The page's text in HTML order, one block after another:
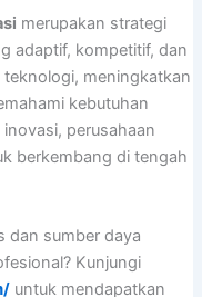
merupakan strategi
adaptif, kompetitif, dan
meningkatkan
kebutuhan
perusahaan
berkembang di tengah
dan sumber daya
Kunjungi
untuk mendapatkan